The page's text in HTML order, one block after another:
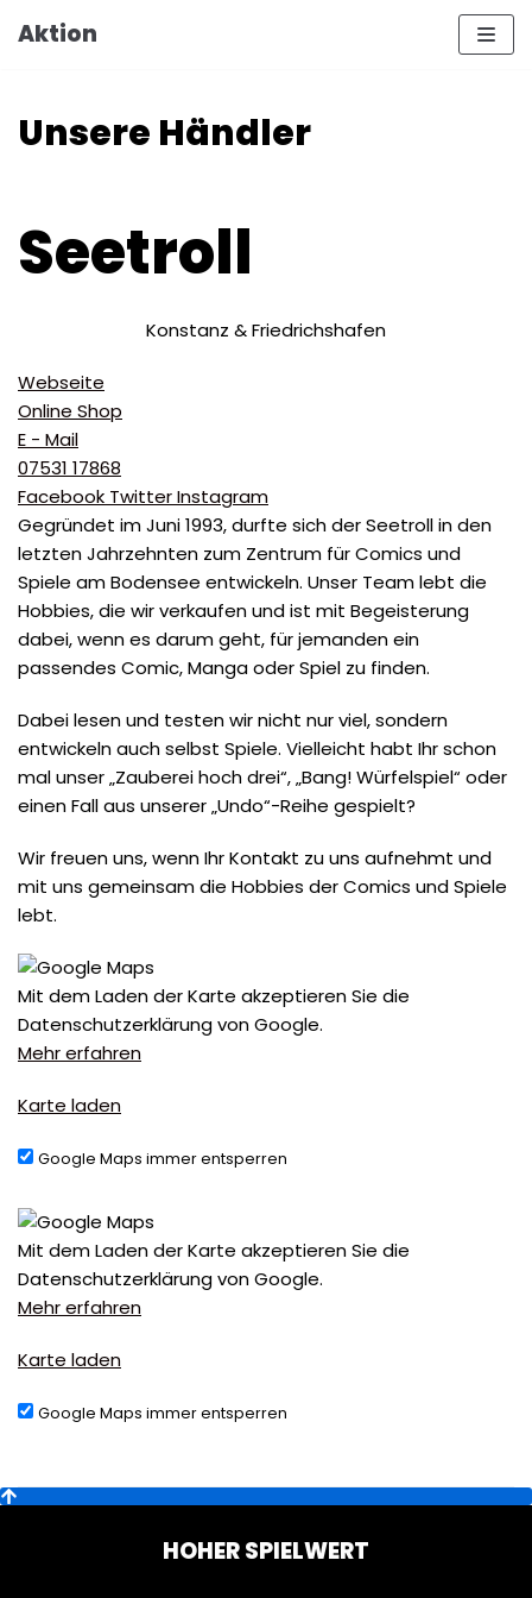
Zum
Aktion
Unsere Händler
Seetroll
Konstanz &Friedrichshafen
Webseite
Online Shop
E - Mail
07531 17868
Facebook TwitterInstagram
Gegründet im Juni 1993, durfte sich der Seetroll in den
letzten Jahrzehnten zum Zentrum für Comics und
Spiele am Bodensee entwickeln. Unser Team lebt die
Hobbies, die wir verkaufen und ist mit Begeisterung
dabei, wenn es darum geht, für jemanden ein
passendes Comic, Manga oder Spiel zu finden.
Dabei lesen und testen wir nicht nur viel, sondern
entwickeln auch selbst Spiele. Vielleicht habt Ihr schon
mal unser „Zauberei hoch drei“, „Bang! Würfelspiel“ oder
einen Fall aus unserer „Undo“-Reihe gespielt?
Wir freuen uns, wenn Ihr Kontakt zu uns aufnehmt und
mit uns gemeinsam die Hobbies der Comics und Spiele
lebt.
Mit dem Laden der Karte akzeptieren Sie die
Datenschutzerklärung von Google.
Mehr erfahren
Karte laden
Google Maps immer entsperren
Mit dem Laden der Karte akzeptieren Sie die
Datenschutzerklärung von Google.
Mehr erfahren
Karte laden
Google Maps immer entsperren
HOHER SPIELWERT